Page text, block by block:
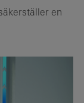
en